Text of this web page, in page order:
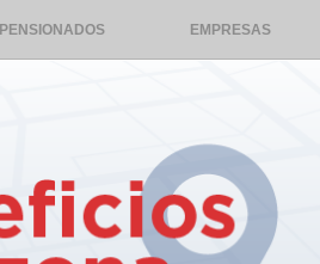
PENSIONADOS EMPRESAS